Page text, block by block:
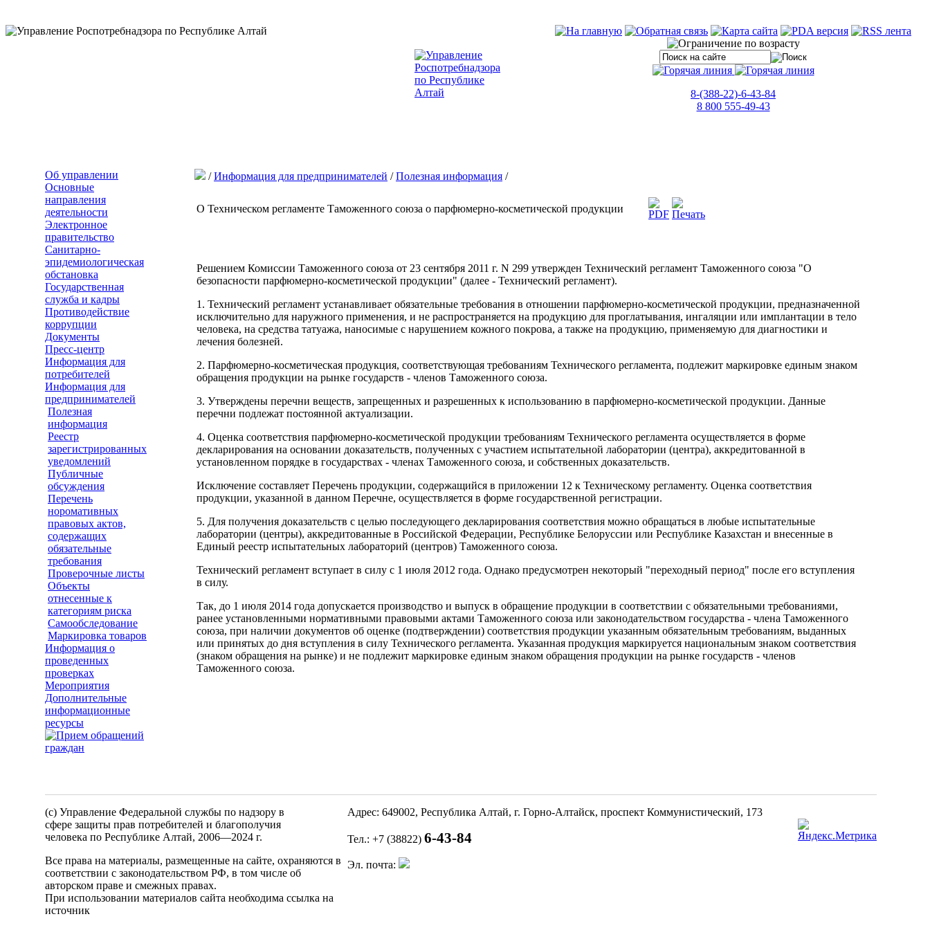
8-(388-22)-6-43-84
8 800 555-49-43
Об управлении
Основные
направления
деятельности
Электронное
правительство
Санитарно-
эпидемиологическая
обстановка
Государственная
служба и кадры
Противодействие
коррупции
Документы
Пресс-центр
Информация для
потребителей
Информация для
предпринимателей
Полезная
информация
Реестр
зарегистрированных
уведомлений
Публичные
обсуждения
Перечень
норомативных
правовых актов,
содержащих
обязательные
требования
Проверочные листы
Объекты
отнесенные к
категориям риска
Самообследование
Маркировка товаров
Информация о
проведенных
проверках
Мероприятия
Дополнительные
информационные
ресурсы
/Информация для предпринимателей /Полезная информация /
О Техническом регламенте Таможенного союза о парфюмерно-косметической продукции
Решением Комиссии Таможенного союза от 23 сентября 2011 г. N 299 утвержден Технический регламент Таможенного союза "О
безопасности парфюмерно-косметической продукции" (далее - Технический регламент).
1. Технический регламент устанавливает обязательные требования в отношении парфюмерно-косметической продукции, предназначенной
исключительно для наружного применения, и не распространяется на продукцию для проглатывания, ингаляции или имплантации в тело
человека, на средства татуажа, наносимые с нарушением кожного покрова, а также на продукцию, применяемую для диагностики и
лечения болезней.
2. Парфюмерно-косметическая продукция, соответствующая требованиям Технического регламента, подлежит маркировке единым знаком
обращения продукции на рынке государств - членов Таможенного союза.
3. Утверждены перечни веществ, запрещенных и разрешенных к использованию в парфюмерно-косметической продукции. Данные
перечни подлежат постоянной актуализации.
4. Оценка соответствия парфюмерно-косметической продукции требованиям Технического регламента осуществляется в форме
декларирования на основании доказательств, полученных с участием испытательной лаборатории (центра), аккредитованной в
установленном порядке в государствах - членах Таможенного союза, и собственных доказательств.
Исключение составляет Перечень продукции, содержащийся в приложении 12 к Техническому регламенту. Оценка соответствия
продукции, указанной в данном Перечне, осуществляется в форме государственной регистрации.
5. Для получения доказательств с целью последующего декларирования соответствия можно обращаться в любые испытательные
лаборатории (центры), аккредитованные в Российской Федерации, Республике Белоруссии или Республике Казахстан и внесенные в
Единый реестр испытательных лабораторий (центров) Таможенного союза.
Технический регламент вступает в силу с 1 июля 2012 года. Однако предусмотрен некоторый "переходный период" после его вступления
в силу.
Так, до 1 июля 2014 года допускается производство и выпуск в обращение продукции в соответствии с обязательными требованиями,
ранее установленными нормативными правовыми актами Таможенного союза или законодательством государства - члена Таможенного
союза, при наличии документов об оценке (подтверждении) соответствия продукции указанным обязательным требованиям, выданных
или принятых до дня вступления в силу Технического регламента. Указанная продукция маркируется национальным знаком соответствия
(знаком обращения на рынке) и не подлежит маркировке единым знаком обращения продукции на рынке государств - членов
Таможенного союза.
(c) Управление Федеральной службы по надзору в
сфере защиты прав потребителей и благополучия
человека по Республике Алтай, 2006—2024 г.
Все права на материалы, размещенные на сайте, охраняются в
соответствии с законодательством РФ, в том числе об
авторском праве и смежных правах.
При использовании материалов сайта необходима ссылка на
источник
Адрес: 649002, Республика Алтай, г. Горно-Алтайск, проспект Коммунистический, 173
Тел.: +7 (38822) 6-43-84
Эл. почта: